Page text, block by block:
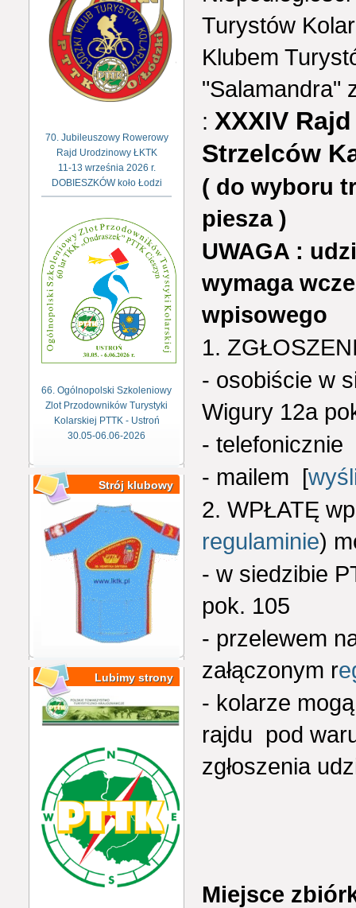
70. Jubileuszowy Rowerowy
Rajd Urodzinowy ŁKTK
11-13 września 2026 r.
DOBIESZKÓW koło Łodzi
66. Ogólnopolski Szkoleniowy
Zlot Przodowników Turystyki
Kolarskiej PTTK - Ustroń
30.05-06.06-2026
Strój klubowy
Lubimy strony
Turystów
Klubem
"Salamandra"
: XXXIV
Strzelców
( do wyboru
piesza )
UWAGA :
wymaga
wpisowego
1.
- osobiście w
Wigury 12a
- telefonicznie
- mailem [
2. WPŁATĘ
regulaminie)
- w siedzibie
pok. 105
- przelewem
załączonym r
- kolarze
rajdu pod
zgłoszenia
Miejsce